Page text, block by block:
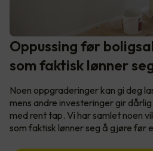
Oppussing før
som faktisk lønner
Noen oppgraderinger kan gi deg
mens andre investeringer gir
med rent tap. Vi har samlet noen
som faktisk lønner seg å gjøre før